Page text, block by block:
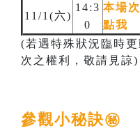
11/1(六)
14:3
0
本場
點我
(若遇特殊狀況臨時
次之權利，敬請見諒)
參觀小秘訣㊙️